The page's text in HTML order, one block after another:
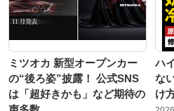
ミツオカ 新型オープンカー
の“後ろ姿”披露！ 公式SNS
は「超好きかも」など期待の
ハ
な
け